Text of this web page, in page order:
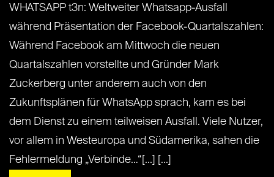
WHATSAPP t3n: Weltweiter Whatsapp-Ausfall
während Präsentation der Facebook-Quartalszahlen:
Während Facebook am Mittwoch die neuen
Quartalszahlen vorstellte und Gründer Mark
Zuckerberg unter anderem auch von den
Zukunftsplänen für WhatsApp sprach, kam es bei
dem Dienst zu einem teilweisen Ausfall. Viele Nutzer,
vor allem in Westeuropa und Südamerika, sahen die
Fehlermeldung „Verbinde…“[...] [...]